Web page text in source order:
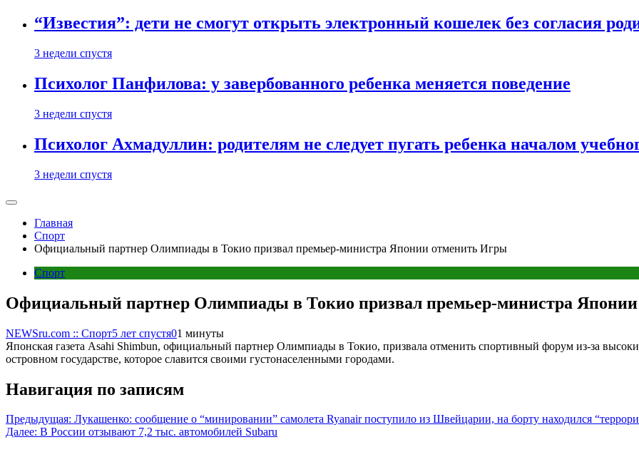
“Известия”: дети не смогут открыть электронный кошелек без согласия
3 недели спустя
Психолог Панфилова: у завербованного ребенка меняется поведение
3 недели спустя
Психолог Ахмадуллин: родителям не следует пугать ребенка началом
3 недели спустя
Главная
Спорт
Официальный партнер Олимпиады в Токио призвал премьер-министра Японии отменить Игры
Спорт
Официальный партнер Олимпиады в Токио призвал премьер-министра
NEWSru.com :: Спорт5 лет спустя01 минуты
Японская газета Asahi Shimbun, официальный партнер Олимпиады в Токио, призвала отменить спортивный форум из-за
островном государстве, которое славится своими густонаселенными городами.
Навигация по записям
Предыдущая: Лукашенко: сообщение о “минировании” самолета Ryanair поступило из Швейцарии, на борту находился
Далее: В России отзывают 7,2 тыс. автомобилей Subaru